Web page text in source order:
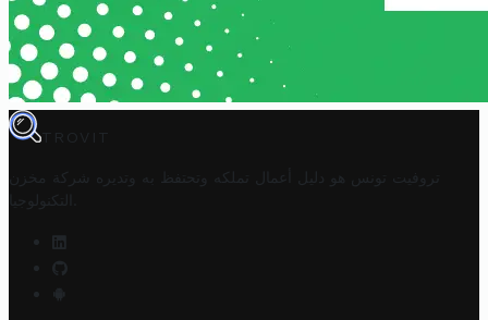
TROVIT
تروفيت تونس هو دليل أعمال تملكه وتحتفظ به وتديره
شركة مخزن
التكنولوجيا